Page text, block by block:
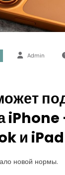
Admin
iPhone
и iPad
новой нормы.